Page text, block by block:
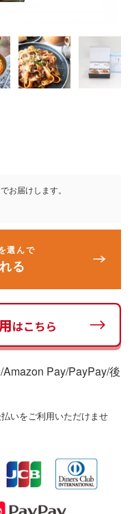
でお届けします。
選んで
る
Amazon Pay/PayPay/後
いをご利用いただけませ